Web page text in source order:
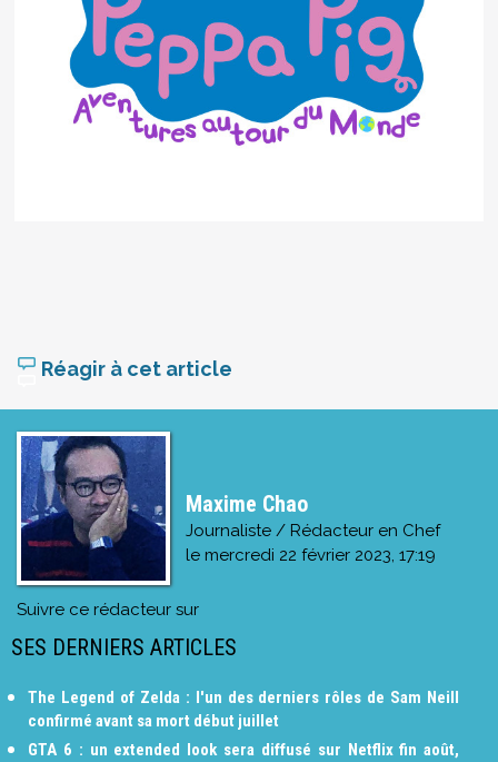
Réagir à cet article
Maxime Chao
Journaliste / Rédacteur en Chef
le mercredi 22 février 2023, 17:19
Suivre ce rédacteur sur
SES DERNIERS ARTICLES
The Legend of Zelda : l'un des derniers rôles de Sam Neill
confirmé avant sa mort début juillet
GTA 6 : un extended look sera diffusé sur Netflix fin août,